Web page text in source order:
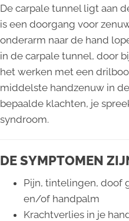
De carpale tunnel ligt aan
is een doorgang voor
onderarm naar de hand
in de carpale tunnel, door
het werken met een
middelste handzenuw in
bepaalde klachten, je
syndroom.
DE SYMPTOMEN
Pijn, tintelingen, doof
en/of handpalm
Krachtverlies in je